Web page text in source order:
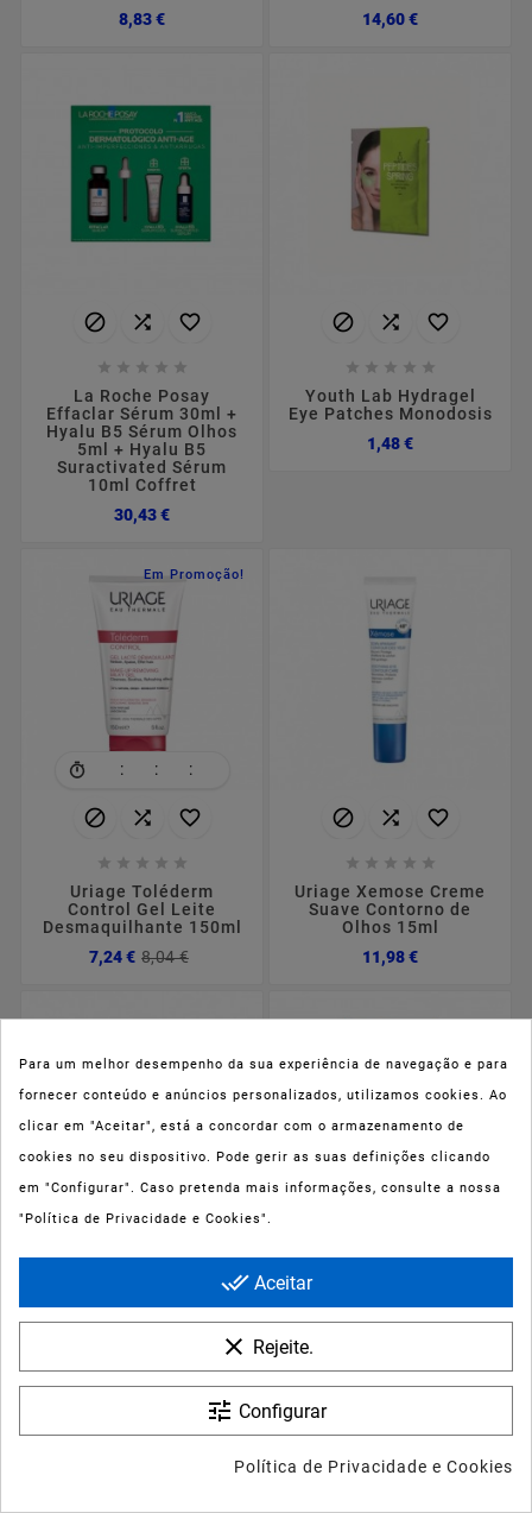
8,83 €Preço
14,60 €Preço
  
    
La Roche Posay
Effaclar Sérum 30ml +
Hyalu B5 Sérum Olhos
5ml + Hyalu B5
Suractivated Sérum
10ml Coffret
30,43 €Preço
  
    
Youth Lab Hydragel
Eye Patches Monodosis
1,48 €Preço
Em Promoção!
: : :
  
    
Uriage Toléderm
Control Gel Leite
Desmaquilhante 150ml
7,24 € 8,04 €
  
    
Uriage Xemose Creme
Suave Contorno de
Olhos 15ml
11,98 €Preço
  

11,24 €
  

Desmaquilhante Fresco
150ml
Para um melhor desempenho da sua experiência de navegação e para
fornecer conteúdo e anúncios personalizados, utilizamos cookies. Ao
clicar em "Aceitar", está a concordar com o armazenamento de
cookies no seu dispositivo. Pode gerir as suas definições clicando
em "Configurar". Caso pretenda mais informações, consulte a nossa
"Política de Privacidade e Cookies".
done_all Aceitar
clear Rejeite.
tune Configurar
Política de Privacidade e Cookies